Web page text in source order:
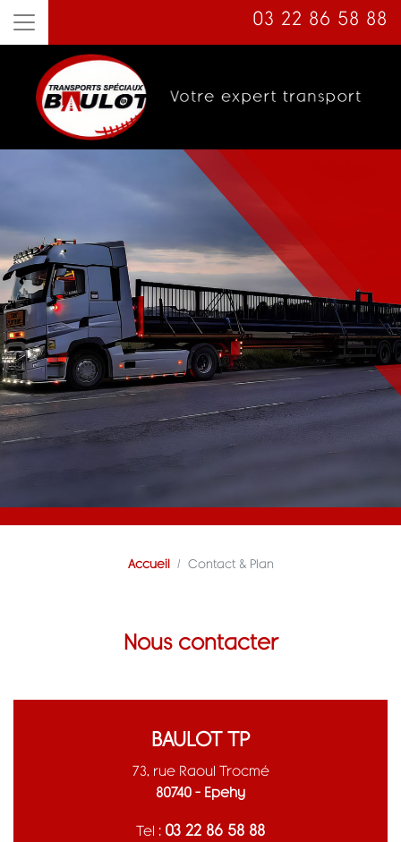
03 22 86 58 88
Accueil Contact & Plan
Nous contacter
BAULOT TP
73, rue Raoul Trocmé
80740 – Epehy
Tel : 03 22 86 58 88